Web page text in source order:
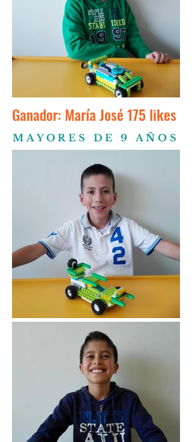
Ganador: María José 175 likes
MAYORES DE 9 AÑOS